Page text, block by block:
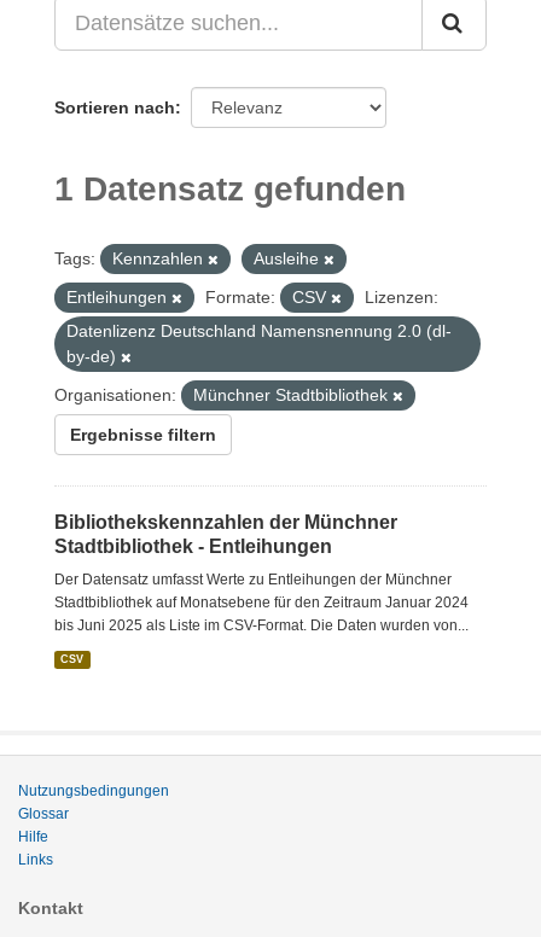
Sortieren nach
1 Datensatz gefunden
Tags: Kennzahlen
Ausleihe
Entleihungen
Formate: CSV
Lizenzen:
Datenlizenz Deutschland Namensnennung 2.0 (dl-
by-de)
Organisationen:
Münchner Stadtbibliothek
Ergebnisse filtern
Bibliothekskennzahlen der Münchner
Stadtbibliothek - Entleihungen
Der Datensatz umfasst Werte zu Entleihungen der Münchner
Stadtbibliothek auf Monatsebene für den Zeitraum Januar 2024
bis Juni 2025 als Liste im CSV-Format. Die Daten wurden von...
CSV
Nutzungsbedingungen
Glossar
Hilfe
Links
Kontakt